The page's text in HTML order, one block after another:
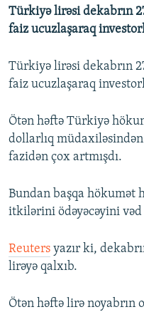
AZADLIQRADIOSU MOBIL
XƏBƏR BÜLLETENLƏRIMIZ
RFE/RL-in bütün
Türkiyə lirəsi dekabrın
faiz ucuzlaşaraq
Türkiyə lirəsi dekabrın
faiz ucuzlaşaraq
Ötən həftə Türkiyə
dollarlıq
fazidən çox artmışdı.
Bundan başqa hökumət
itkilərini ödəyəcəyini
Reuters yazır ki,
lirəyə qalxıb.
Ötən həftə lirə noyabrın